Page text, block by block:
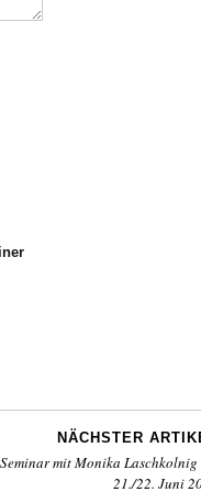
NÄCHSTER
mit Monika Laschkolnig
21./22. Juni